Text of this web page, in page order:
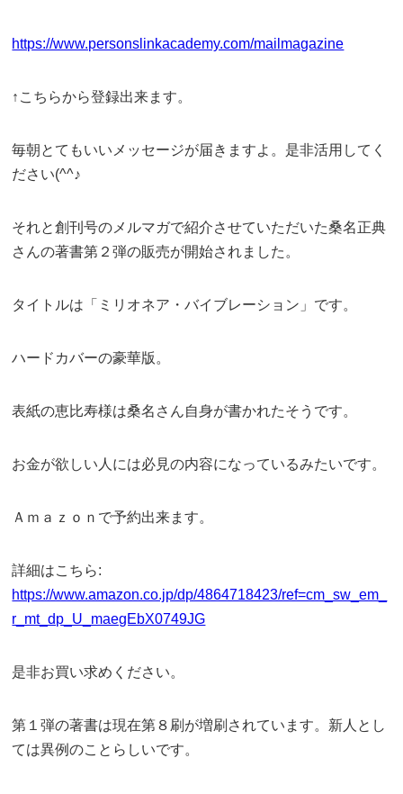
https://www.personslinkacademy.com/mailmagazine
↑こちらから登録出来ます。
毎朝とてもいいメッセージが届きますよ。是非活用してく
ださい(^^♪
それと創刊号のメルマガで紹介させていただいた桑名正典
さんの著書第２弾の販売が開始されました。
タイトルは「ミリオネア・バイブレーション」です。
ハードカバーの豪華版。
表紙の恵比寿様は桑名さん自身が書かれたそうです。
お金が欲しい人には必見の内容になっているみたいです。
Ａｍａｚｏｎで予約出来ます。
詳細はこちら:
https://www.amazon.co.jp/dp/4864718423/ref=cm_sw_em_
r_mt_dp_U_maegEbX0749JG
是非お買い求めください。
第１弾の著書は現在第８刷が増刷されています。新人とし
ては異例のことらしいです。